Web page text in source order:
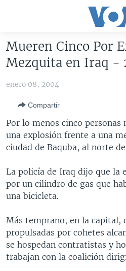
accesibilidad
al
Salte
navegador
principal
Salte
búsqueda
AMÉRICA DEL NORTE
EEUU
MÉXICO
HAITÍ
ELECCIONES EEUU 2024
ELECCIONES EEUU
VOTO DIVIDIDO
VOA VERIFICA
VOA VERIFICA UCRANIA/RUSIA
VOA VERIFICA INMIGRACIÓN
VOA VERIFICA AMÉRICA LATINA
AMÉRICA LATINA
ARGENTINA
BOLIVIA
CHILE
PERÚ
ECUADOR
VENEZUELA
BRASIL
CHINA EN AMÉRICA LATINA
CENTROAMÉRICA
EL SALVADOR
GUATEMALA
HONDURAS
NICARAGUA
INMIGRACIÓN
LIBERTAD DE PRENSA
MUNDO
ECONOMÍA
ENTRETENIMIENTO Y CULTURA
ESPECIALES DE LA VOA
LIBERTAD DE PRENSA
UCRANIA
MULTIMEDIA
VIDEOS
PROGRAMAS TV
Mueren Cinco Por
Mezquita en Iraq -
enero 08, 2004
Compartir
Por lo menos cinco personas
una explosión frente a una
ciudad de Baquba, al norte
La policía de Iraq dijo que la
por un cilindro de gas que
una bicicleta.
Más temprano, en la capital,
propulsadas por cohetes
se hospedan contratistas y
trabajan con la coalición